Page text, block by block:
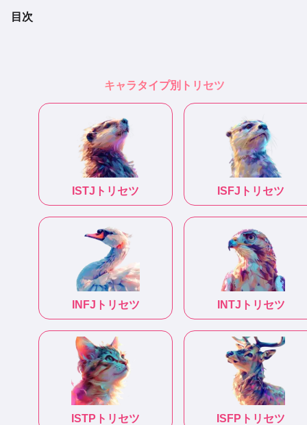
目次
キャラタイプ別トリセツ
ISTJ トリセツ ISFJ トリセツ
INFJ トリセツ INTJ トリセツ
ISTP トリセツ ISFP トリセツ